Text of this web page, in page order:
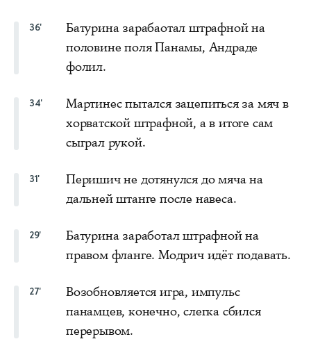
36'
Батурина зарабаотал штрафной на
половине поля Панамы, Андраде
фолил.
34'
Мартинес пытался зацепиться за мяч в
хорватской штрафной, а в итоге сам
сыграл рукой.
31'
Перишич не дотянулся до мяча на
дальней штанге после навеса.
29'
Батурина заработал штрафной на
правом фланге. Модрич идёт подавать.
27'
Возобновляется игра, импульс
панамцев, конечно, слегка сбился
перерывом.